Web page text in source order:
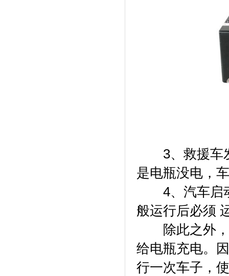
3、救援车发
是电瓶没电，
4、汽车启动
般运行后必须
除此之外，
给电瓶充电。
行一次车子，